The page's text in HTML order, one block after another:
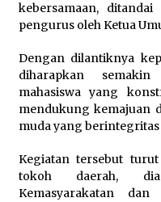
kebersamaan,
pengurus oleh Ketua
Dengan dilantiknya
diharapkan
mahasiswa yang
mendukung kemajuan
muda yang
Kegiatan tersebut
tokoh daerah,
Kemasyarakatan